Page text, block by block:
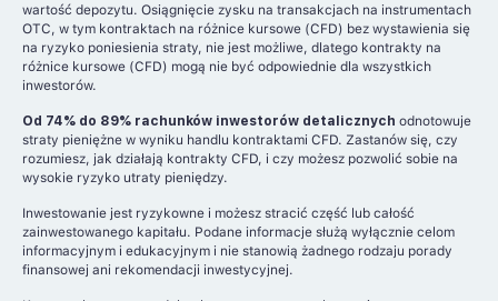
wartość depozytu. Osiągnięcie zysku na transakcjach na instrumentach
OTC, w tym kontraktach na różnice kursowe (CFD) bez wystawienia się
na ryzyko poniesienia straty, nie jest możliwe, dlatego kontrakty na
różnice kursowe (CFD) mogą nie być odpowiednie dla wszystkich
inwestorów.
Od 74% do 89% rachunków inwestorów detalicznych odnotowuje
straty pieniężne w wyniku handlu kontraktami CFD. Zastanów się, czy
rozumiesz, jak działają kontrakty CFD, i czy możesz pozwolić sobie na
wysokie ryzyko utraty pieniędzy.
Inwestowanie jest ryzykowne i możesz stracić część lub całość
zainwestowanego kapitału. Podane informacje służą wyłącznie celom
informacyjnym i edukacyjnym i nie stanowią żadnego rodzaju porady
finansowej ani rekomendacji inwestycyjnej.